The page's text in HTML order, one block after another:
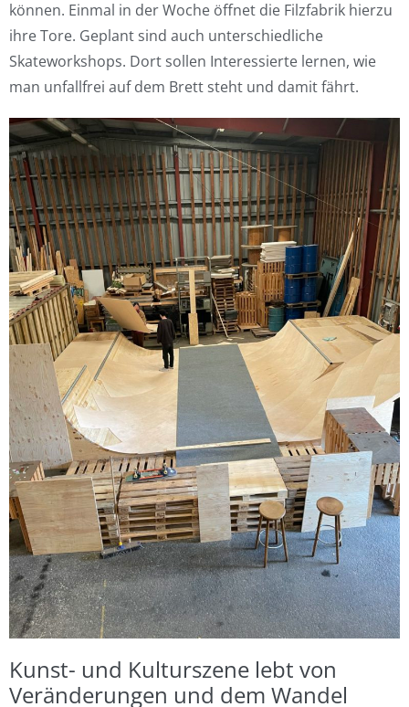
können. Einmal in der Woche öffnet die Filzfabrik hierzu
ihre Tore. Geplant sind auch unterschiedliche
Skateworkshops. Dort sollen Interessierte lernen, wie
man unfallfrei auf dem Brett steht und damit fährt.
Kunst- und Kulturszene lebt von
Veränderungen und dem Wandel